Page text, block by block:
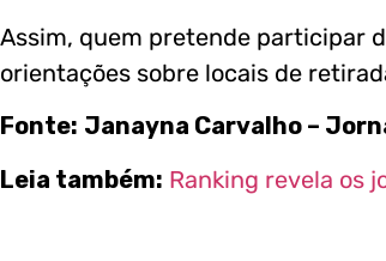
Assim, quem pretende participar
orientações sobre locais de
Fonte: Janayna Carvalho –
Leia também: Ranking revela os